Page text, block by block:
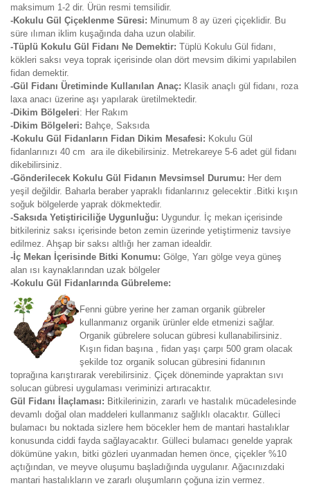
maksimum 1-2 dir. Ürün resmi temsilidir.
-Kokulu Gül Çiçeklenme Süresi: Minumum 8 ay üzeri çiçeklidir. Bu
süre ılıman iklim kuşağında daha uzun olabilir.
-Tüplü Kokulu Gül Fidanı Ne Demektir: Tüplü Kokulu Gül fidanı,
kökleri saksı veya toprak içerisinde olan dört mevsim dikimi yapılabilen
fidan demektir.
-Gül Fidanı Üretiminde Kullanılan Anaç: Klasik anaçlı gül fidanı, roza
laxa anacı üzerine aşı yapılarak üretilmektedir.
-Dikim Bölgeleri: Her Rakım
-Dikim Bölgeleri: Bahçe, Saksıda
-Kokulu Gül Fidanların Fidan Dikim Mesafesi: Kokulu Gül
fidanlarınızı 40 cm ara ile dikebilirsiniz. Metrekareye 5-6 adet gül fidanı
dikebilirsiniz.
-Gönderilecek Kokulu Gül Fidanın Mevsimsel Durumu: Her dem
yeşil değildir. Baharla beraber yapraklı fidanlarınız gelecektir .Bitki kışın
soğuk bölgelerde yaprak dökmektedir.
-Saksıda Yetiştiriciliğe Uygunluğu: Uygundur. İç mekan içerisinde
bitkileriniz saksı içerisinde beton zemin üzerinde yetiştirmeniz tavsiye
edilmez. Ahşap bir saksı altlığı her zaman idealdir.
-İç Mekan İçerisinde Bitki Konumu: Gölge, Yarı gölge veya güneş
alan ısı kaynaklarından uzak bölgeler
-Kokulu Gül Fidanlarında Gübreleme:
Fenni gübre yerine her zaman organik gübreler
kullanmanız organik ürünler elde etmenizi sağlar.
Organik gübrelere solucan gübresi kullanabilirsiniz.
Kışın fidan başına , fidan yaşı çarpı 500 gram olacak
şekilde toz organik solucan gübresini fidanının
toprağına karıştırarak verebilirsiniz. Çiçek döneminde yapraktan sıvı
solucan gübresi uygulaması veriminizi artıracaktır.
Gül Fidanı İlaçlaması: Bitkilerinizin, zararlı ve hastalık mücadelesinde
devamlı doğal olan maddeleri kullanmanız sağlıklı olacaktır. Gülleci
bulamacı bu noktada sizlere hem böcekler hem de mantari hastalıklar
konusunda ciddi fayda sağlayacaktır. Gülleci bulamacı genelde yaprak
dökümüne yakın, bitki gözleri uyanmadan hemen önce, çiçekler %10
açtığından, ve meyve oluşumu başladığında uygulanır. Ağacınızdaki
mantari hastalıkların ve zararlı oluşumların çoğuna izin vermez.